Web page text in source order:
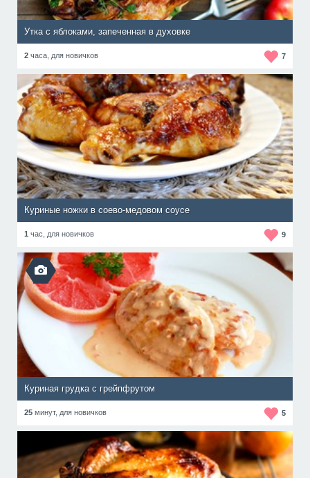
Утка с яблоками, запеченная в духовке
2 часа, для новичков 7
Куриные ножки в соево-медовом соусе
1 час, для новичков 9
Куриная грудка с грейпфрутом
25 минут, для новичков 5